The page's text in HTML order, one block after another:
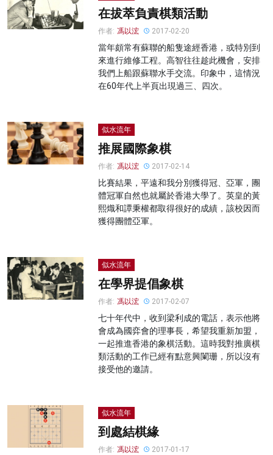
在拔萃負責棋類活動
作者: 馮以浤 2017-02-20
當年頗常有蘇聯的船隻途經香港，或特別到
來進行維修工程。高智往往趁此機會，安排
我們上船跟蘇聯水手交流。印象中，這情況
在60年代上半頁出現過三、四次。
似水流年
推展國際象棋
作者: 馮以浤 2017-02-14
比賽結果，平遠和我分別獲得冠、亞軍，團
體冠軍自然也就屬於香港大學了。英皇的黃
熙熾和譚秉權都取得很好的成績，該校因而
獲得團體亞軍。
似水流年
在學界提倡象棋
作者: 馮以浤 2017-02-07
七十年代中，收到梁利成的電話，表示他將
會成為國弈會的理事長，希望我重新加盟，
一起推進香港的象棋活動。這時我對推廣棋
類活動的工作已經有點意興闌珊，所以沒有
接受他的邀請。
似水流年
到處結棋緣
作者: 馮以浤 2017-01-17